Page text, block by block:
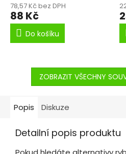
78,57 Kč bez DPH
88 Kč
Do košíku
ZOBRAZIT VŠECHNY
Popis Diskuze
Detailní popis produktu